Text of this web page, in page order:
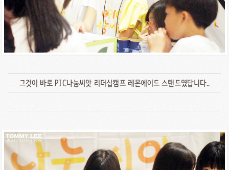
그것이 바로 PIC나눔씨앗 리더십캠프 레몬에이드 스탠드였답니다..